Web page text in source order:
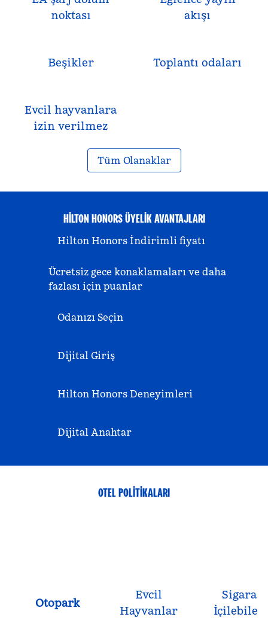
noktası
akışı
Beşikler Toplantı odaları
Evcil hayvanlara
izin verilmez
Tüm Olanaklar
HILTON HONORS ÜYELIK AVANTAJLARI
Hilton Honors İndirimli fiyatı
Ücretsiz gece konaklamaları ve daha
fazlası için puanlar
Odanızı Seçin
Dijital Giriş
Hilton Honors Deneyimleri
Dijital Anahtar
OTEL POLITIKALARI
Otopark
Evcil
Hayvanlar
Sigara
İçilebilen